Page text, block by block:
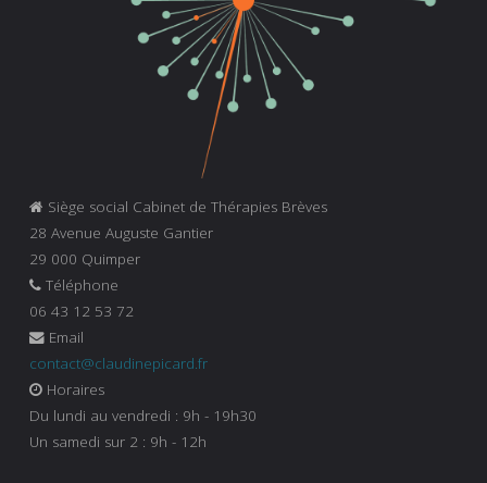
Siège social Cabinet de Thérapies Brèves
28 Avenue Auguste Gantier
29 000 Quimper
Téléphone
06 43 12 53 72
Email
contact@claudinepicard.fr
Horaires
Du lundi au vendredi : 9h - 19h30
Un samedi sur 2 : 9h - 12h